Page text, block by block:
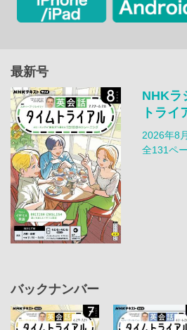
最新号
NHK
トライ
2026年8
全131ペ
バックナンバー